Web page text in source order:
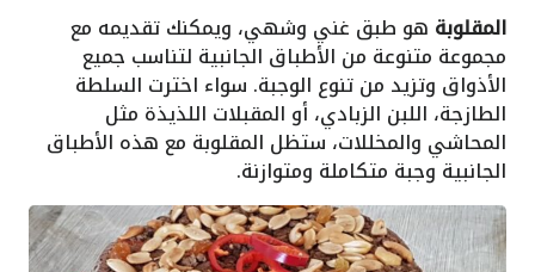
المقلوبة هو طبق غني وشهي، ويمكنك تقديمه مع
مجموعة متنوعة من الأطباق الجانبية لتناسب جميع
الأذواق وتزيد من تنوع الوجبة. سواء اخترت السلطة
الطازجة، اللبن الزبادي، أو المقبلات اللذيذة مثل
المحاشي والمخللات، ستظل المقلوبة مع هذه الأطباق
الجانبية وجبة متكاملة ومتوازنة.